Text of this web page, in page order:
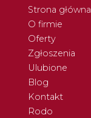
Strona główna
O firmie
Oferty
Zgłoszenia
Ulubione
Blog
Kontakt
Rodo